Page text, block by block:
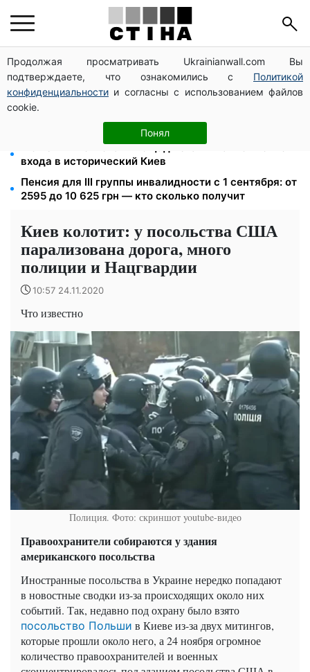
Продолжая просматривать Ukrainianwall.com Вы
подтверждаете, что ознакомились с Политикой
конфиденциальности и согласны с использованием файлов
cookie.
Понял
Пенсия по инвалидности III группы с сентября: от
2595 до 10 625 грн — кто сколько получит
Новый знак на центральной улице: водителям
грузовиков запретили остановку — штраф до 680
Может ли Почтовая площадь стать главной точкой
входа в исторический Киев
Пенсия для III группы инвалидности с 1 сентября: от
2595 до 10 625 грн — кто сколько получит
Киев колотит: у посольства США
парализована дорога, много
полиции и Нацгвардии
10:57 24.11.2020
Что известно
Полиция. Фото: скриншот youtube-видео
Правоохранители собираются у здания
американского посольства
Иностранные посольства в Украине нередко попадают
в новостные сводки из-за происходящих около них
событий. Так, недавно под охрану было взято
посольство Польши в Киеве из-за двух митингов,
которые прошли около него, а 24 ноября огромное
количество правоохранителей и военных